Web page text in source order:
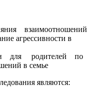
взаимоотношений
агрессивности в
для родителей по
в семье
являются: